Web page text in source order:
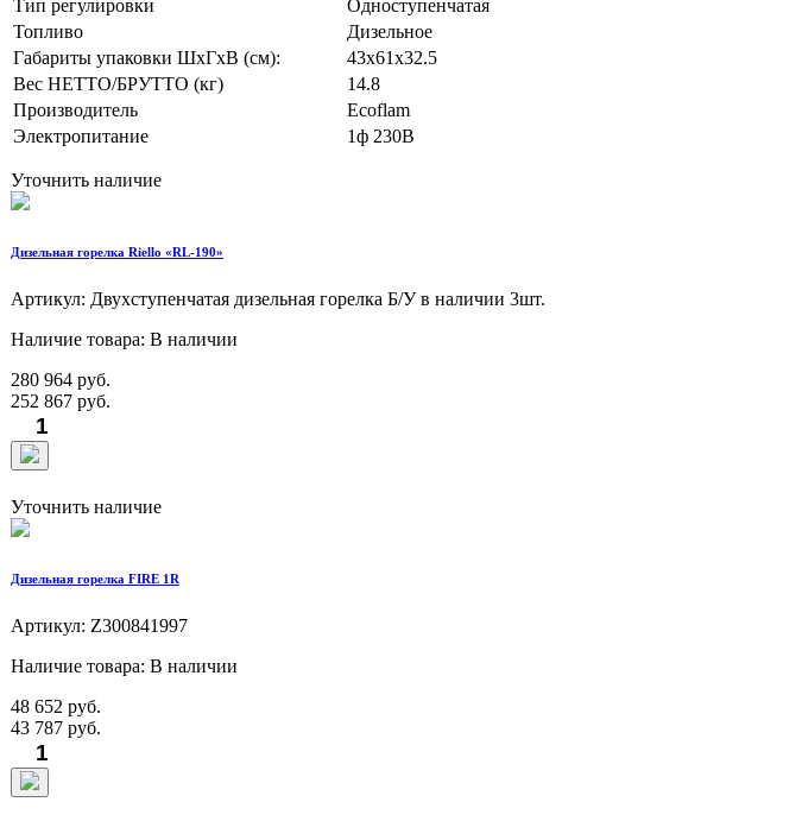
Тип регулировки
Одноступенчатая
Топливо
Дизельное
Габариты упаковки ШхГхВ (см):
43х61х32.5
Вес НЕТТО/БРУТТО (кг)
14.8
Производитель
Ecoflam
Электропитание
1ф 230В
Уточнить наличие
Дизельная горелка Riello «RL-190»
Артикул: Двухступенчатая дизельная горелка Б/У в наличии 3шт.
Наличие товара: В наличии
280 964 руб.
252 867 руб.
Уточнить наличие
Дизельная горелка FIRE 1R
Артикул: Z300841997
Наличие товара: В наличии
48 652 руб.
43 787 руб.